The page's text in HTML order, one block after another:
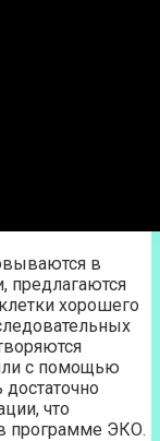
в
предлагаются
хорошего
с помощью
что
программе ЭКО.